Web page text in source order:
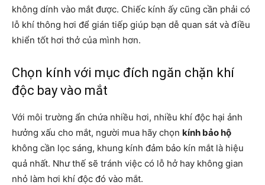
không dính vào mắt được. Chiếc kính ấy cũng cần phải có
lỗ khí thông hơi để gián tiếp giúp bạn dễ quan sát và điều
khiển tốt hơi thở của mình hơn.
Chọn kính với mục đích ngăn chặn khí
độc bay vào mắt
Với môi trường ẩn chứa nhiều hơi, nhiều khí độc hại ảnh
hưởng xấu cho mắt, người mua hãy chọn kính bảo hộ
không cần lọc sáng, khung kính đảm bảo kín mắt là hiệu
quả nhất. Như thế sẽ tránh việc có lỗ hở hay không gian
nhỏ làm hơi khí độc đó vào mắt.